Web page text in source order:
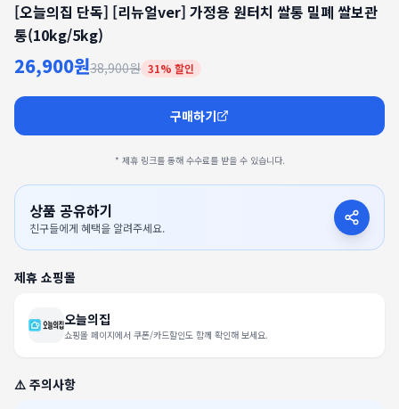
[오늘의집 단독] [리뉴얼ver] 가정용 원터치 쌀통 밀폐 쌀보관
통(10kg/5kg)
26,900원38,900원 31% 할인
구매하기
* 제휴 링크를 통해 수수료를 받을 수 있습니다.
상품 공유하기
친구들에게 혜택을 알려주세요.
제휴 쇼핑몰
오늘의집
쇼핑몰 페이지에서 쿠폰/카드할인도 함께 확인해 보세요.
⚠️ 주의사항